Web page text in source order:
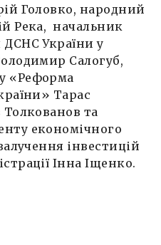
Головко, народний
Река, начальник
ДСНС України у
Салогуб,
«Реформа
Тарас
Толкованов та
економічного
інвестицій
Інна Іщенко.